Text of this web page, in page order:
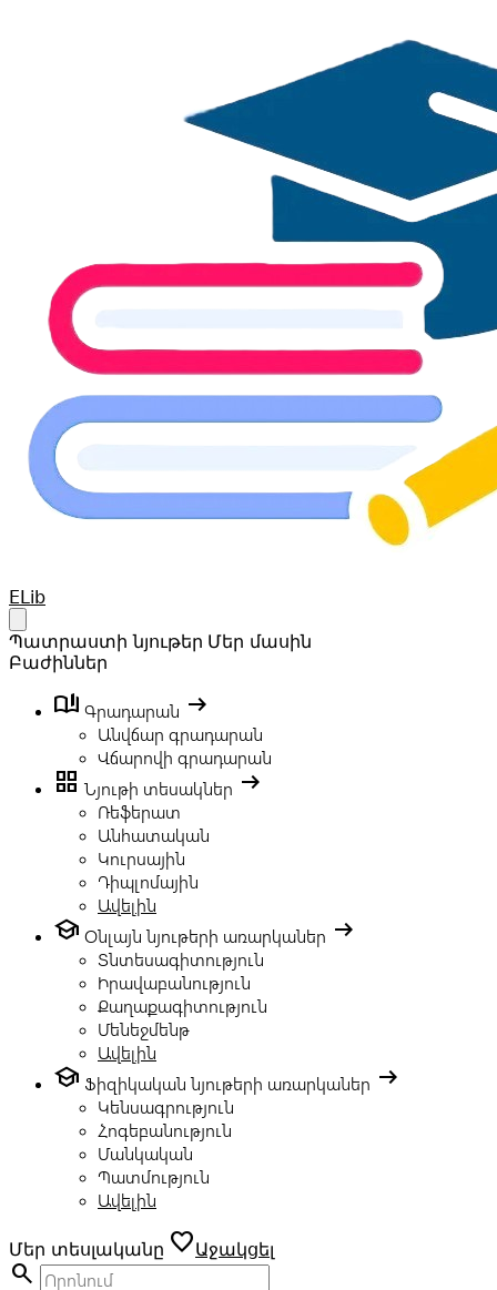
Your Company
ELib
Պատրաստի նյութեր Մեր մասին
Բաժիններ
book_ribbon Գրադարան arrow_right_alt
Անվճար գրադարան
Վճարովի գրադարան
grid_view Նյութի տեսակներ arrow_right_alt
Ռեֆերատ
Անհատական
Կուրսային
Դիպլոմային
Ավելին
school Օնլայն նյութերի առարկաներ arrow_right_alt
Տնտեսագիտություն
Իրավաբանություն
Քաղաքագիտություն
Մենեջմենթ
Ավելին
school Ֆիզիկական նյութերի առարկաներ arrow_right_alt
Կենսագրություն
Հոգեբանություն
Մանկական
Պատմություն
Ավելին
Մեր տեսլականը favoriteԱջակցել
search